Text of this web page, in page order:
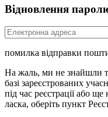
Відновлення
помилка відправки
На жаль, ми не знайшли
базі зареєстрованих
під час реєстрації або
ласка, оберіть пункт